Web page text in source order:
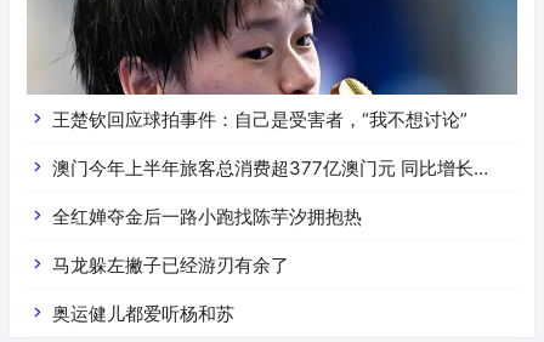
王楚钦回应球拍事件：自己是受害者，“我不想讨论”
澳门今年上半年旅客总消费超377亿澳门元 同比增长
16.4%
全红婵夺金后一路小跑找陈芋汐拥抱热
马龙躲左撇子已经游刃有余了
奥运健儿都爱听杨和苏